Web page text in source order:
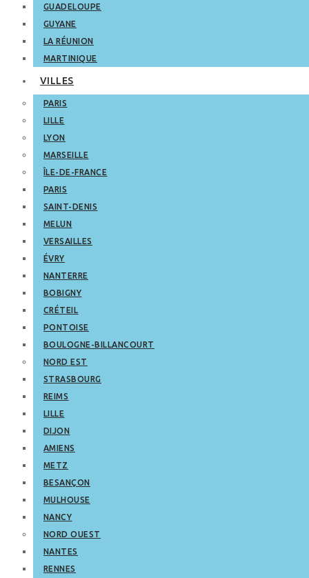
GUADELOUPE
GUYANE
LA RÉUNION
MARTINIQUE
VILLES
PARIS
LILLE
LYON
MARSEILLE
ÎLE-DE-FRANCE
PARIS
SAINT-DENIS
MELUN
VERSAILLES
ÉVRY
NANTERRE
BOBIGNY
CRÉTEIL
PONTOISE
BOULOGNE-BILLANCOURT
NORD EST
STRASBOURG
REIMS
LILLE
DIJON
AMIENS
METZ
BESANÇON
MULHOUSE
NANCY
NORD OUEST
NANTES
RENNES